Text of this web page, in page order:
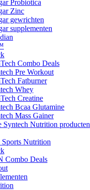
Probiotica
Zinc
gewrichten
supplementen
Combo Deals
Pre Workout
Fatburner
Whey
Creatine
Bcaa Glutamine
Mass Gainer
Syntech Nutrition producten
Nutrition
Combo Deals